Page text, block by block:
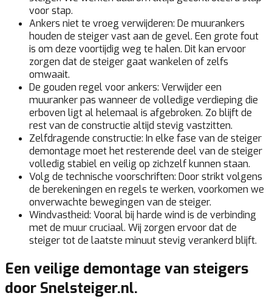
voor stap.
Ankers niet te vroeg verwijderen: De muurankers
houden de steiger vast aan de gevel. Een grote fout
is om deze voortijdig weg te halen. Dit kan ervoor
zorgen dat de steiger gaat wankelen of zelfs
omwaait.
De gouden regel voor ankers: Verwijder een
muuranker pas wanneer de volledige verdieping die
erboven ligt al helemaal is afgebroken. Zo blijft de
rest van de constructie altijd stevig vastzitten.
Zelfdragende constructie: In elke fase van de steiger
demontage moet het resterende deel van de steiger
volledig stabiel en veilig op zichzelf kunnen staan.
Volg de technische voorschriften: Door strikt volgens
de berekeningen en regels te werken, voorkomen we
onverwachte bewegingen van de steiger.
Windvastheid: Vooral bij harde wind is de verbinding
met de muur cruciaal. Wij zorgen ervoor dat de
steiger tot de laatste minuut stevig verankerd blijft.
Een veilige demontage van steigers
door Snelsteiger.nl.